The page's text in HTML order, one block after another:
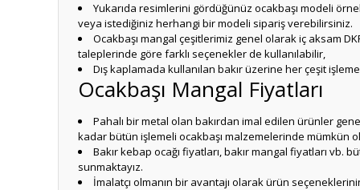
Yukarıda resimlerini gördüğünüz ocakbaşı modeli
veya istediğiniz herhangi bir modeli sipariş verebilirsiniz.
Ocakbaşı mangal çeşitlerimiz genel olarak iç aksam
taleplerinde göre farklı seçenekler de kullanılabilir,
Dış kaplamada kullanılan bakır üzerine her çeşit
Ocakbaşı Mangal Fiyatları
Pahalı bir metal olan bakırdan imal edilen ürünler
kadar bütün işlemeli ocakbaşı malzemelerinde mümkün
Bakır kebap ocağı fiyatları, bakır mangal fiyatları
sunmaktayız.
İmalatçı olmanın bir avantajı olarak ürün